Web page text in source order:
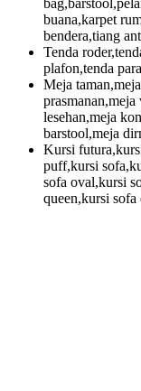
buana,karpet
bendera,tiang
Tenda
plafon,tenda
Meja
lesehan,meja
barstool,meja
Kursi
puff,kursi
sofa oval,kursi
queen,kursi